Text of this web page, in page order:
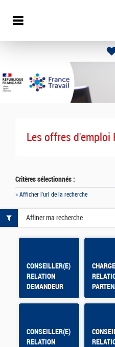
Les offres d'emploi
Critères sélectionnés :
» Afficher l'url de la recherche
CONSEILLER(E)
RELATION
DEMANDEUR
D'EMPLOI
- En
CONSEILLER(E)
RELATION
Affiner ma recherche